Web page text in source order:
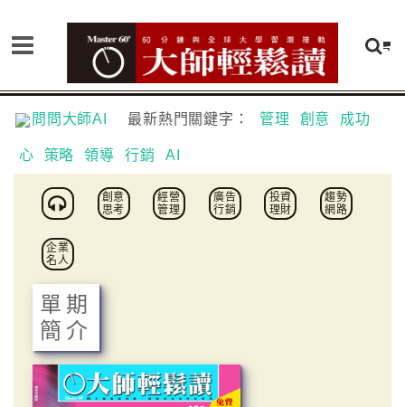
問問大師AI 最新熱門關鍵字： 管理 創意 成功
心 策略 領導 行銷 AI
創意
思考
經營
管理
廣告
行銷
投資
理財
趨勢
網路
企業
名人
單期
簡介